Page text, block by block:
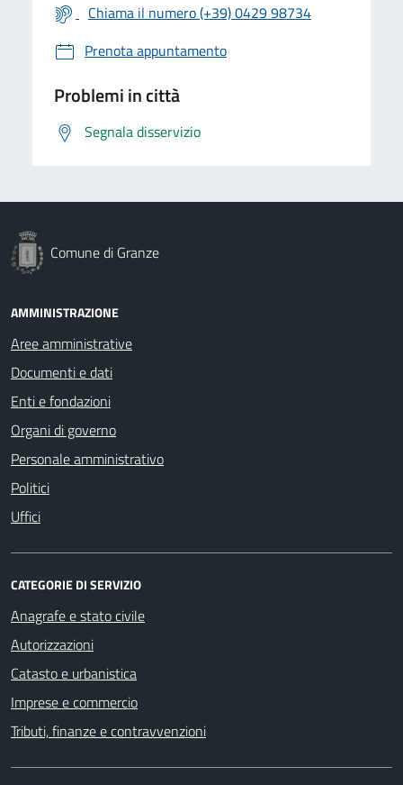
Chiama il numero (+39) 0429 98734
Prenota appuntamento
Problemi in città
Segnala disservizio
Comune di Granze
AMMINISTRAZIONE
Aree amministrative
Documenti e dati
Enti e fondazioni
Organi di governo
Personale amministrativo
Politici
Uffici
CATEGORIE DI SERVIZIO
Anagrafe e stato civile
Autorizzazioni
Catasto e urbanistica
Imprese e commercio
Tributi, finanze e contravvenzioni